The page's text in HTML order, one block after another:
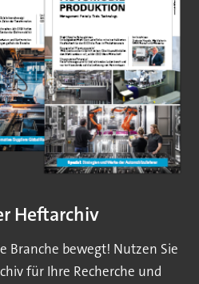
Heftarchiv
Branche bewegt! Nutzen Sie
für Ihre Recherche und